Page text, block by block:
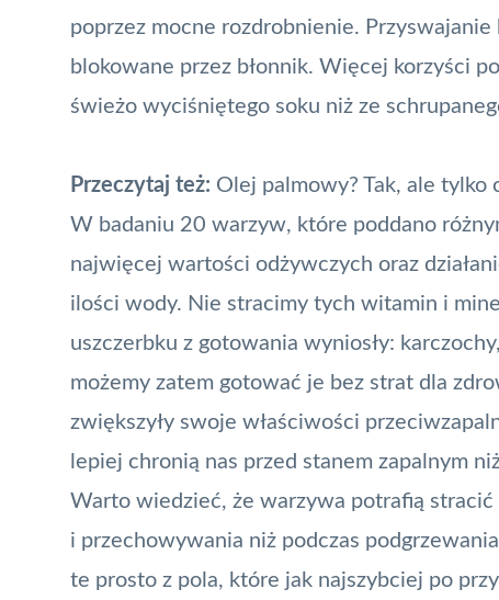
poprzez mocne rozdrobnienie.
blokowane przez błonnik. Więcej korzyści
świeżo wyciśniętego soku niż ze
Przeczytaj też: Olej palmowy? Tak, ale tylko
W badaniu 20 warzyw, które poddano
najwięcej wartości odżywczych oraz
ilości wody. Nie stracimy tych witamin i
uszczerbku z gotowania wyniosły:
możemy zatem gotować je bez strat dla
zwiększyły swoje właściwości
lepiej chronią nas przed stanem zapalnym
Warto wiedzieć, że warzywa potrafią
i przechowywania niż podczas
te prosto z pola, które jak najszybciej po